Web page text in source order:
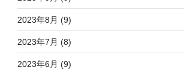
2023年8月 (9)
2023年7月 (8)
2023年6月 (9)